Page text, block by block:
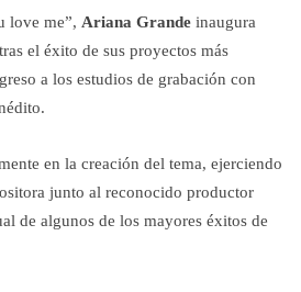
love me”, Ariana Grande inaugura
el éxito de sus proyectos más
a los estudios de grabación con
en la creación del tema, ejerciendo
junto al reconocido productor
de algunos de los mayores éxitos de